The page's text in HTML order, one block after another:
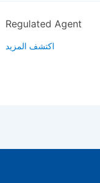
Regulated Agent
اكتشف المزيد